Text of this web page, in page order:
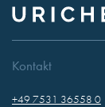
Kontakt
+49 7531 36558 0